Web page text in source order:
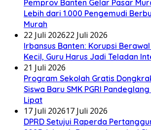
Pemprov Banten Gelar Pasar
Lebih dari 1.000 Pengemudi
Murah
22 Juli 202622 Juli 2026
Irbansus Banten: Korupsi
Kecil, Guru Harus Jadi Teladan
21 Juli 2026
Program Sekolah Gratis
Siswa Baru SMK PGRI
Lipat
17 Juli 202617 Juli 2026
DPRD Setujui Raperda